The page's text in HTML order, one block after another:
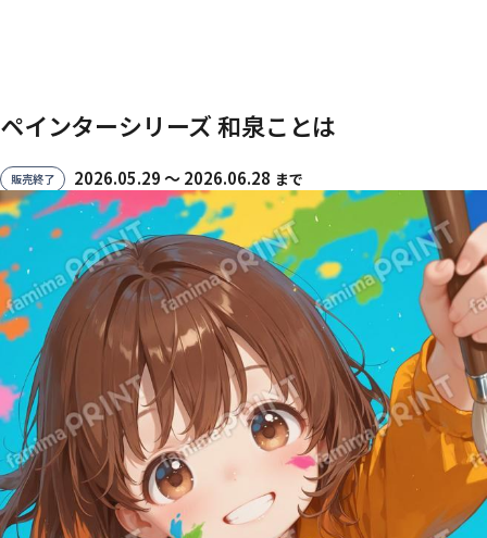
ペインターシリーズ 和泉ことは
販売終了 2026.05.29 〜 2026.06.28 まで